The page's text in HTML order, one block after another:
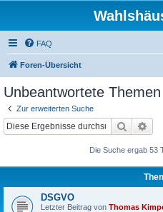
FAQ
Foren-Übersicht
Unbeantwortete Themen
Zur erweiterten Suche
Suche
Die Suche ergab 53
DSGVO
Letzter Beitrag von Thomas